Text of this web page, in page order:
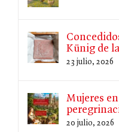
Künig de
23 julio, 2026
Mujeres
20 julio, 2026